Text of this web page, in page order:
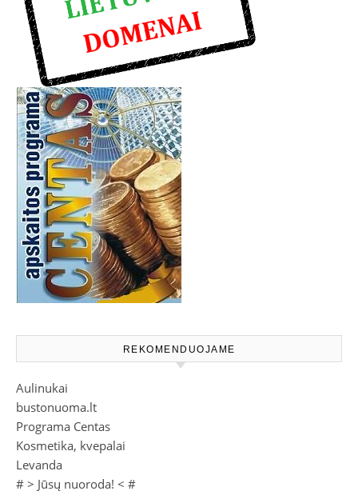
REKOMENDUOJAME
Aulinukai
bustonuoma.lt
Programa Centas
Kosmetika, kvepalai
Levanda
# > Jūsų nuoroda! < #